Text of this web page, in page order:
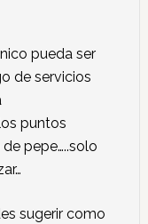
pueda ser
de servicios
puntos
pepe…..solo
sugerir como